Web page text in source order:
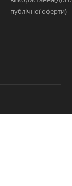
публічної оферти)